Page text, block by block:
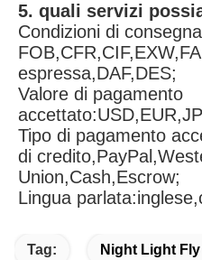
5. quali servizi
Condizioni di
espressa,DAF,DES;
Valore di pagamento
Tipo di pagamento
di
Union,Cash,Escrow;
Lingua
Tag: Night Light